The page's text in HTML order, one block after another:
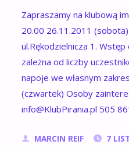
Zapraszamy na klubową
20.00 26.11.2011
ul.Rękodzielnicza 1. Wstęp
zależna od liczby
napoje we własnym
(czwartek) Osoby
info@KlubPirania.pl 505
MARCIN REIF 7